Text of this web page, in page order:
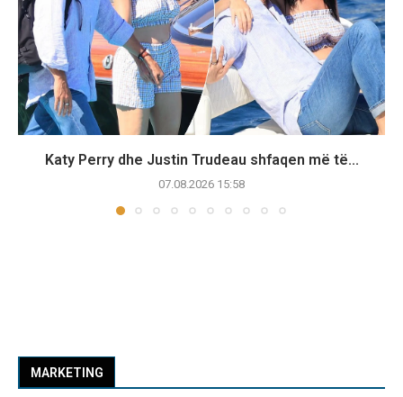
Katy Perry dhe Justin Trudeau shfaqen më të...
07.08.2026 15:58
MARKETING